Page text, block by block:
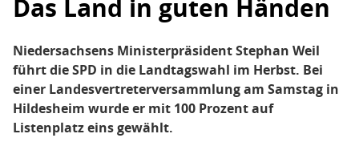
Das Land in guten Händen
Niedersachsens Ministerpräsident Stephan Weil
führt die SPD in die Landtagswahl im Herbst. Bei
einer Landesvertreterversammlung am Samstag in
Hildesheim wurde er mit 100 Prozent auf
Listenplatz eins gewählt.